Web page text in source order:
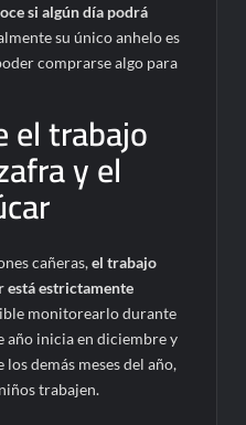
si algún día podrá
su único anhelo es
comprarse algo para
el trabajo
y el
cañeras,el trabajo
está estrictamente
monitorearlo durante
año inicia en diciembre y
demás meses del año,
trabajen.